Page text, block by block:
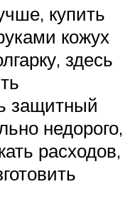
купить
кожух
здесь
защитный
недорого,
расходов,